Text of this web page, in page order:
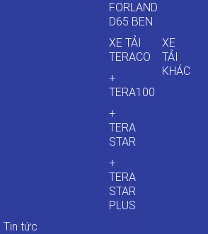
FORLAND
D65 BEN
XE TẢI
TERACO
+
TERA100
+
TERA
STAR
+
TERA
STAR
PLUS
XE
TẢI
KHÁC
Tin tức